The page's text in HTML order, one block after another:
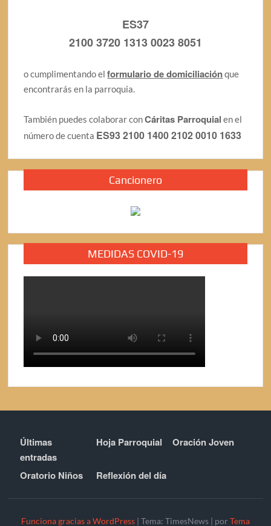
ES37
2100 3720 1313 0023 8051
o cumplimentando elformulario de domiciliaciónque
encontrarás en la parroquia.
También puedes colaborar conCáritas Parroquial en el
número de cuenta ES93 2100 1400 2102 0010 1633
Cancionero
MEDIDAS COVID-19
Últimas
entradas
Hoja Parroquial Oración Joven
Oratorio Niños Reflexión del día
Funciona gracias a WordPress | Tema: TimesNews | por Tema